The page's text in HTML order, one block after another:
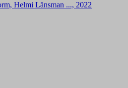
Helmi Länsman ..., 2022